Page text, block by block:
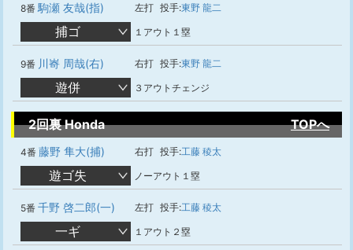
8番駒瀬 友哉(指) 左打 投手:東野 龍二
捕ゴ １アウト１塁
9番 川㟢 周哉(右) 右打 投手:東野 龍二
遊併 ３アウトチェンジ
2回裏 Honda TOPへ
4番 藤野 隼大(捕) 右打 投手:工藤 稜太
遊ゴ失 ノーアウト１塁
5番 千野 啓二郎(一) 左打 投手:工藤 稜太
一ギ １アウト２塁